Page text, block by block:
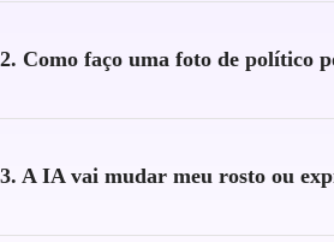
2. Como faço uma foto de político
3. A IA vai mudar meu rosto ou